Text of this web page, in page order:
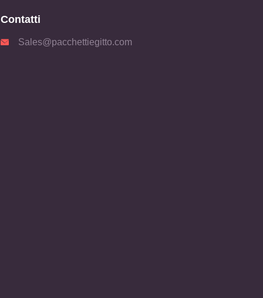
Contatti
Sales@pacchettiegitto.com